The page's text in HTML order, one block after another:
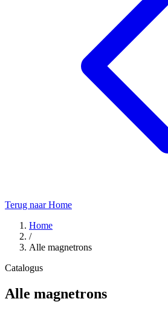
Terug naar Home
Home
/
Alle magnetrons
Catalogus
Alle magnetrons